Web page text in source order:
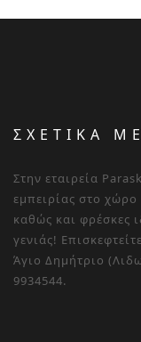
ΣΧΕΤΙΚΑ
Στην εταιρεία
εμπειρίας στο
καθώς και φρέσκες
γενιάς!
Άγιο Δημήτριο
9934544.